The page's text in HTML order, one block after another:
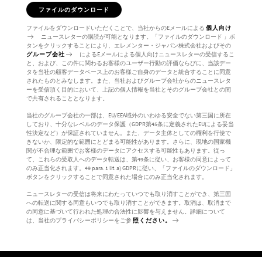
ファイルのダウンロード
ファイルをダウンロードいただくことで、当社からのEメールによる 個人向け
ニュースレターの購読が可能となります。「ファイルのダウンロード 」ボ
タンをクリックすることにより、エレメンター・ジャパン株式会社およびその
グループ会社
によるEメールによる個人向けニュースレターの受信するこ
と、および、この件に関わるお客様のユーザー行動の評価ならびに、当該デー
タを当社の顧客データベース上のお客様ご自身のデータと統合することに同意
されたものとみなします。また、当社およびグループ会社からのニュースレタ
ーを受信頂く目的において、上記の個人情報を当社とそのグループ会社との間
で共有されることとなります。
当社のグループ会社の一部は、EU/EEA域外のいわゆる安全でない第三国に所在
しており、十分なレベルのデータ保護（GDPR第45条に定義されたEUによる妥当
性決定など）が保証されていません。また、データ主体としての権利を行使で
きないか、限定的な範囲にとどまる可能性があります。さらに、現地の国家機
関が不合理な範囲でお客様のデータにアクセスする可能性もあります。従っ
て、これらの受取人へのデータ転送は、第49条に従い、お客様の同意によって
のみ正当化されます。49 para. 1 lit. a) GDPRに従い、「ファイルのダウンロード」
ボタンをクリックすることで同意された場合にのみ正当化されます。
ニュースレターの受信は将来にわたっていつでも取り消すことができ、第三国
への転送に関する同意もいつでも取り消すことができます。取消は、取消まで
の同意に基づいて行われた処理の合法性に影響を与えません。詳細について
は、当社のプライバシーポリシーをご参 照ください。